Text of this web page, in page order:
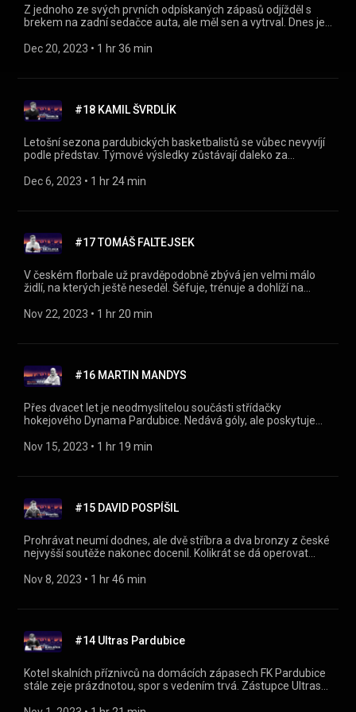
Z jednoho ze svých prvních odpískaných zápasů odjížděl s
brekem na zadní sedačce auta, ale měl sen a vytrval. Dnes je
mezinárodní scénu. Jaké jsou jeho další cíle? Jak náročné je
https://twitter.com/naplackupodcast
https://facebook.com/naplackupodcast/ 00:00 Úvod 00:38 Z
hřiště k píšťalce 07:43 Život a role rozhodčího 50:28 Kariéra
Dominika Starého
Dec 20, 2023 • 1 hr 36 min
#18 KAMIL ŠVRDLÍK
Letošní sezona pardubických basketbalistů se vůbec nevyvíjí
podle představ. Týmové výsledky zůstávají daleko za
kapitán? A jak se vůbec zrodilo propojení přerovského rodáka
https://facebook.com/naplackupodcast/ 00:00 Úvod 00:36
Sportovní počátky 31:44 Život v BEKSE 01:08:25 Údržba těla
Dec 6, 2023 • 1 hr 24 min
#17 TOMÁŠ FALTEJSEK
V českém florbale už pravděpodobně zbývá jen velmi málo
židlí, na kterých ještě neseděl. Šéfuje, trénuje a dohlíží na
pardubických Sokolů Tomáš Faltejsek!
Sportovní začátky 08:15 Cesta k florbalu 32:55 Trenér U14 -
kempty talentované mládeže 48:46 Sokoli Pardubice
Nov 22, 2023 • 1 hr 20 min
#16 MARTIN MANDYS
Přes dvacet let je neodmyslitelou součásti střídačky
hokejového Dynama Pardubice. Nedává góly, ale poskytuje
tentokrát dorazil masér a kustod Martin Mandys!
Plácku a led 09:53 Z pole na zimák 53:24 Život s Dynamem
Nov 15, 2023 • 1 hr 19 min
#15 DAVID POSPÍŠIL
Prohrávat neumí dodnes, ale dvě stříbra a dva bronzy z české
nejvyšší soutěže nakonec docenil. Kolikrát se dá operovat
nám Na plácku vypráví hokejový expert ČT Sport David
Cesta mládeží 12:49-Pardubice nebo Plzeň 42:07-Jako
podnikatel 57:36-Expertem ČT 01:28:32-Záveř (Kam s
Krejčím?)
Nov 8, 2023 • 1 hr 46 min
#14 Ultras Pardubice
Kotel skalních příznivců na domácích zápasech FK Pardubice
stále zeje prázdnotou, spor s vedením trvá. Zástupce Ultras